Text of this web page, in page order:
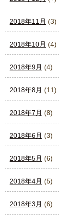
2018年11月 (3)
2018年10月 (4)
2018年9月 (4)
2018年8月 (11)
2018年7月 (8)
2018年6月 (3)
2018年5月 (6)
2018年4月 (5)
2018年3月 (6)